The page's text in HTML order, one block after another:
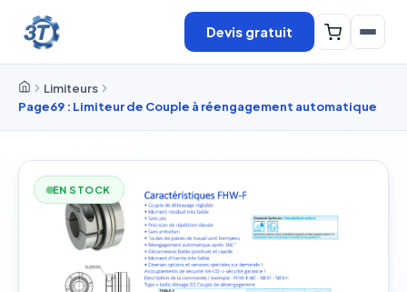
Devis gratuit
Limiteurs
Page69 : Limiteur de Couple à réengagement automatique
EN STOCK